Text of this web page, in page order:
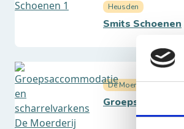
Heusden
Smits Schoenen
De Moer